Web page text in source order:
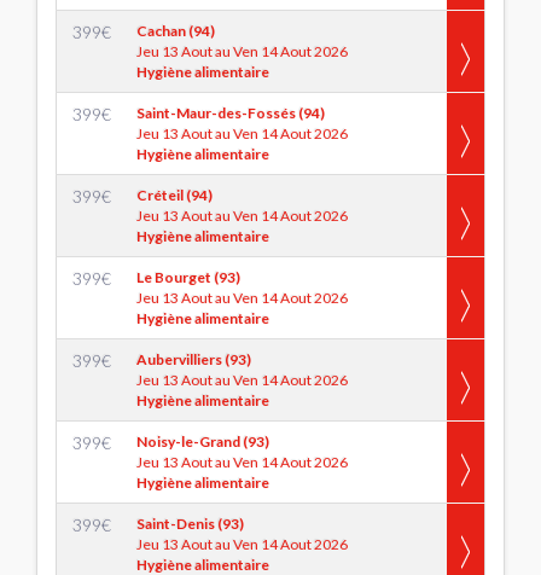
399€
Cachan (94)
Jeu 13 Aout au Ven 14 Aout 2026
Hygiène alimentaire
399€
Saint-Maur-des-Fossés (94)
Jeu 13 Aout au Ven 14 Aout 2026
Hygiène alimentaire
399€
Créteil (94)
Jeu 13 Aout au Ven 14 Aout 2026
Hygiène alimentaire
399€
Le Bourget (93)
Jeu 13 Aout au Ven 14 Aout 2026
Hygiène alimentaire
399€
Aubervilliers (93)
Jeu 13 Aout au Ven 14 Aout 2026
Hygiène alimentaire
399€
Noisy-le-Grand (93)
Jeu 13 Aout au Ven 14 Aout 2026
Hygiène alimentaire
399€
Saint-Denis (93)
Jeu 13 Aout au Ven 14 Aout 2026
Hygiène alimentaire